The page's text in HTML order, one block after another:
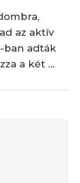
az aktív
ban adták
a két …